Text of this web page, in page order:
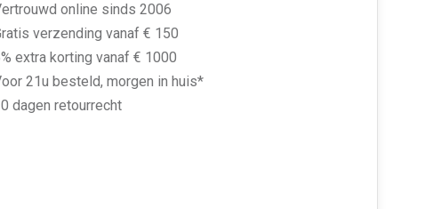
online sinds 2006
verzending vanaf € 150
extra korting vanaf € 1000
21u besteld, morgen in huis*
dagen retourrecht